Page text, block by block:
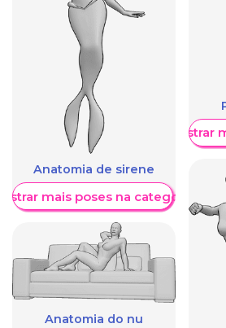
Anatomia de sirene
mais poses na categoria
Anatomia do nu
Mostrar